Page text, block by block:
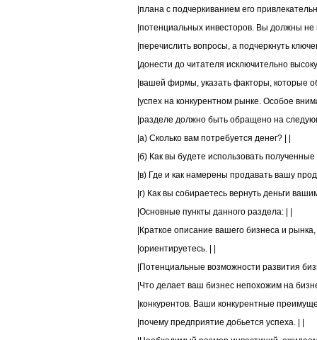
|плана с подчеркиванием его
|потенциальных инвесторов. Вы должны не
|перечислить вопросы, а подчеркнуть
|донести до читателя исключительно
|вашей фирмы, указать факторы, которые
|успех на конкурентном рынке. Особое
|разделе должно быть обращено на
|а) Сколько вам потребуется денег? | |
|б) Как вы будете использовать полученные
|в) Где и как намерены продавать вашу
|г) Как вы собираетесь вернуть деньги
|Основные пункты данного раздела: | |
|Краткое описание вашего бизнеса и
|ориентируетесь. | |
|Потенциальные возможности развития
|Что делает ваш бизнес непохожим на
|конкурентов. Ваши конкурентные
|почему предприятие добьется успеха. | |